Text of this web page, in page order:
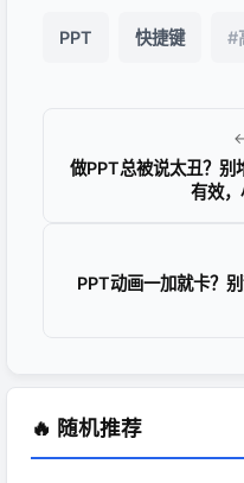
PPT 快捷键 #
做PPT总被说太丑？别
有效
PPT动画一加就卡？
🔥 随机推荐